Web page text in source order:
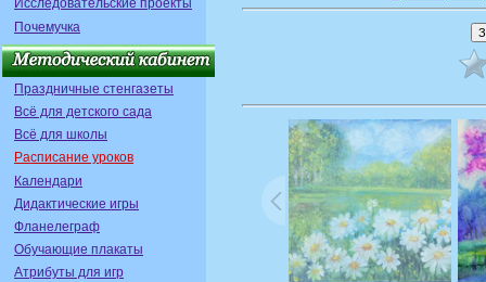
Исследовательские проекты
Почемучка
Праздничные стенгазеты
Всё для детского сада
Всё для школы
Расписание уроков
Календари
Дидактические игры
Фланелеграф
Обучающие плакаты
Атрибуты для игр